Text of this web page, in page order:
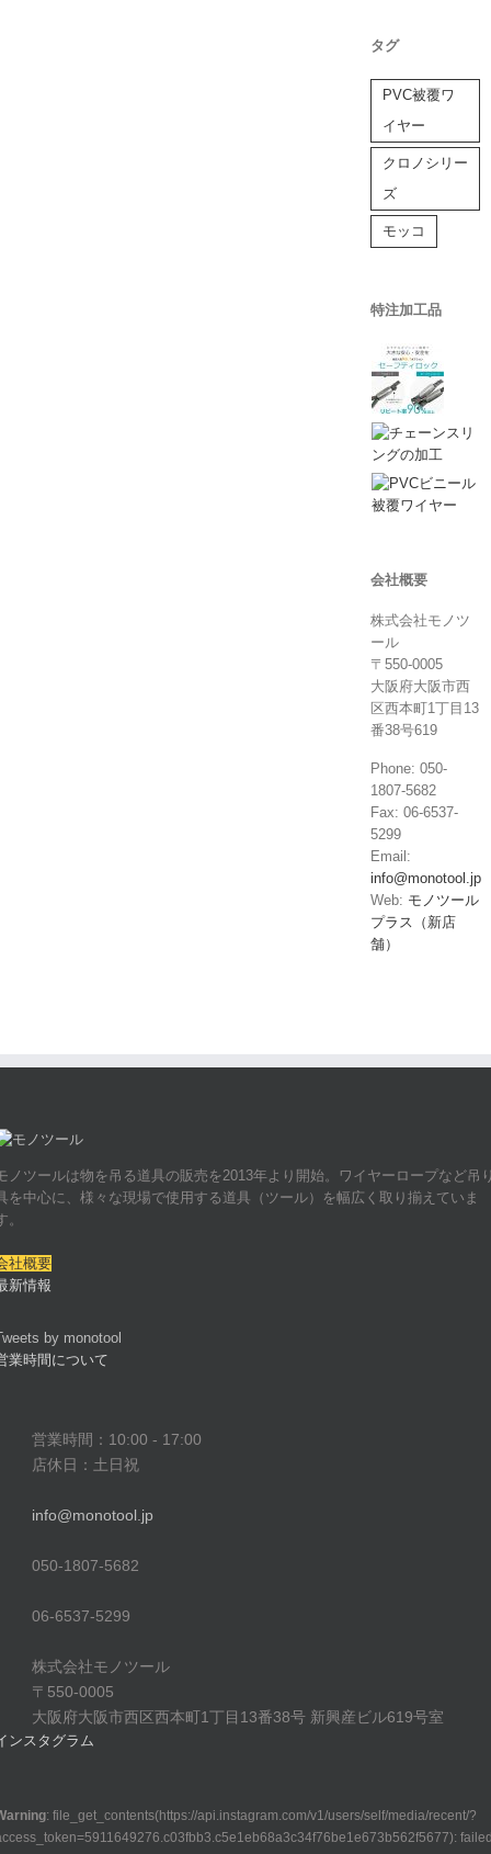
タグ
PVC被覆ワ
イヤー
クロノシリー
ズ
モッコ
特注加工品
会社概要
株式会社モノツ
ール
〒550-0005
大阪府大阪市西
区西本町1丁目13
番38号619
Phone: 050-
1807-5682
Fax: 06-6537-
5299
Email:
info@monotool.jp
Web: モノツール
プラス（新店
舗）
ノツールは物を吊る道具の販売を2013年より開始。ワイヤーロープなど吊
を中心に、様々な現場で使用する道具（ツール）を幅広く取り揃えていま
。
社概要
新情報
by monotool
業時間について
営業時間：10:00 - 17:00
店休日：土日祝
info@monotool.jp
050-1807-5682
06-6537-5299
株式会社モノツール
〒550-0005
大阪府大阪市西区西本町1丁目13番38号 新興産ビル619号室
ンスタグラム
: file_get_contents(https://api.instagram.com/v1/users/self/media/recent/?